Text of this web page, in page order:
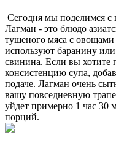
Сегодня мы поделимся с
Лагман - это блюдо
тушеного мяса с
используют баранину
свинина. Если вы хотите
консистенцию супа,
подаче. Лагман очень
вашу повседневную
уйдет примерно 1 час 30
порций.